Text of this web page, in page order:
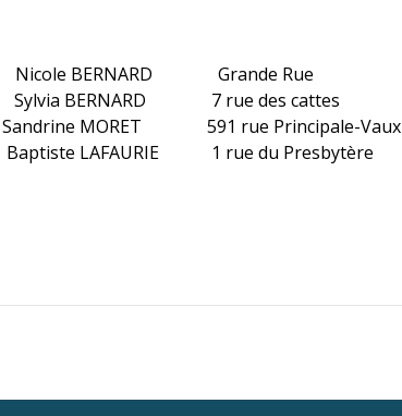
Nicole BERNARD Grande
Sylvia BERNARD 7 rue des
Sandrine MORET 591 rue Principale-
Baptiste LAFAURIE 1 rue du